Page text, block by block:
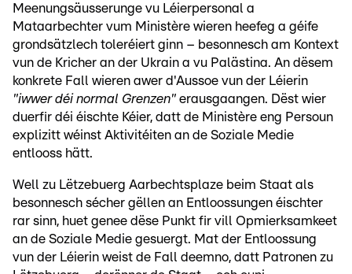
Meenungsäusserunge vu Léierpersonal a
Mataarbechter vum Ministère wieren heefeg a géife
grondsätzlech toleréiert ginn – besonnesch am Kontext
vun de Kricher an der Ukrain a vu Palästina. An dësem
konkrete Fall wieren awer d'Aussoe vun der Léierin
"iwwer déi normal Grenzen" erausgaangen. Dëst wier
duerfir déi éischte Kéier, datt de Ministère eng Persoun
explizitt wéinst Aktivitéiten an de Soziale Medie
entlooss hätt.
Well zu Lëtzebuerg Aarbechtsplaze beim Staat als
besonnesch sécher gëllen an Entloossungen éischter
rar sinn, huet genee dëse Punkt fir vill Opmierksamkeet
an de Soziale Medie gesuergt. Mat der Entloossung
vun der Léierin weist de Fall deemno, datt Patronen zu